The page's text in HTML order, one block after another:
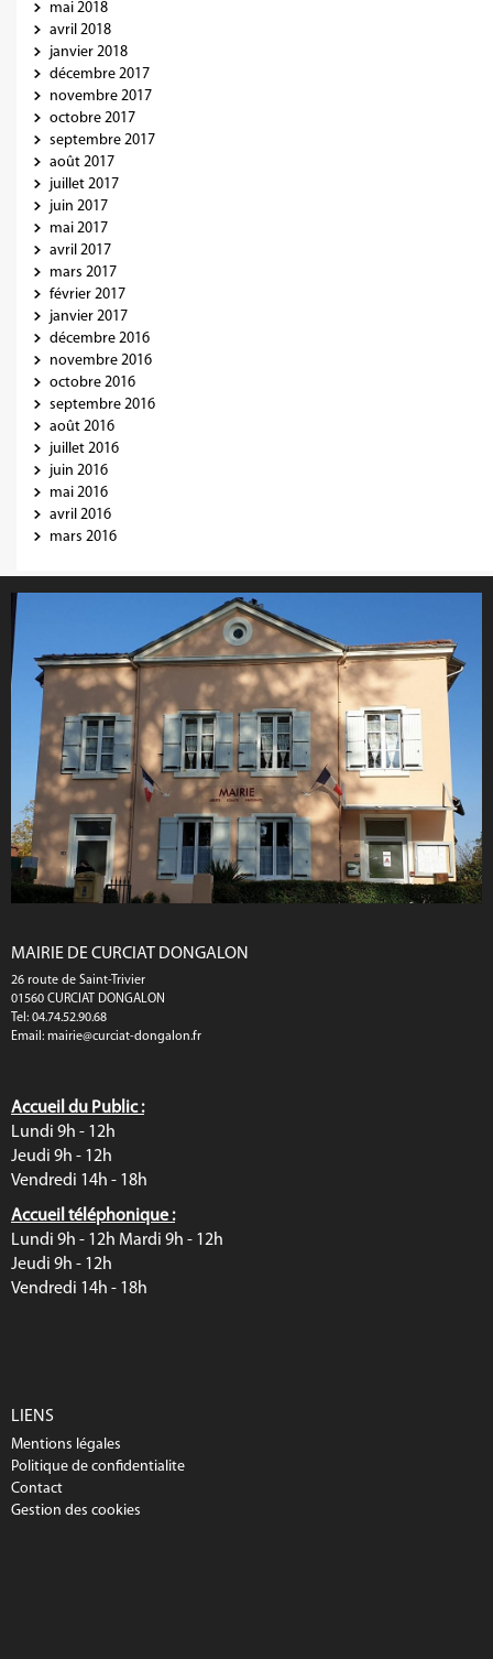
mai 2018
avril 2018
janvier 2018
décembre 2017
novembre 2017
octobre 2017
septembre 2017
août 2017
juillet 2017
juin 2017
mai 2017
avril 2017
mars 2017
février 2017
janvier 2017
décembre 2016
novembre 2016
octobre 2016
septembre 2016
août 2016
juillet 2016
juin 2016
mai 2016
avril 2016
mars 2016
MAIRIE DE CURCIAT DONGALON
26 route de Saint-Trivier
01560 CURCIAT DONGALON
Tel: 04.74.52.90.68
Email: mairie@curciat-dongalon.fr
Accueil du Public :
Lundi 9h - 12h
Jeudi 9h - 12h
Vendredi 14h - 18h
Accueil téléphonique :
Lundi 9h - 12h Mardi 9h - 12h
Jeudi 9h - 12h
Vendredi 14h - 18h
LIENS
Mentions légales
Politique de confidentialite
Contact
Gestion des cookies